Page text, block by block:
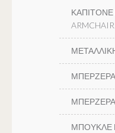
ARMCHAIR
ΜΠΕΡΖΕΡΑ
ΜΠΟΥΚΛΕ